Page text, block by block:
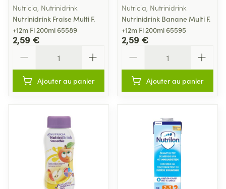
Nutricia, Nutrinidrink
Nutrinidrink Fraise Multi F.
+12m Fl 200ml 65589
2,59 €
Ajouter au panier
Nutricia, Nutrinidrink
Nutrinidrink Banane Multi F.
+12m Fl 200ml 65595
2,59 €
Ajouter au panier